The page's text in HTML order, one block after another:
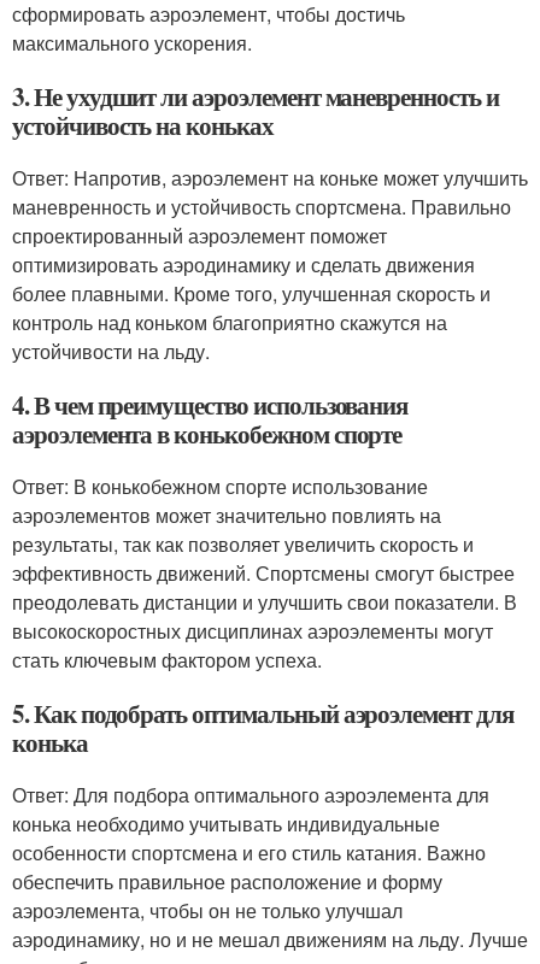
сформировать аэроэлемент, чтобы достичь
максимального ускорения.
3. Не ухудшит ли аэроэлемент маневренность и
устойчивость на коньках
Ответ: Напротив, аэроэлемент на коньке может улучшить
маневренность и устойчивость спортсмена. Правильно
спроектированный аэроэлемент поможет
оптимизировать аэродинамику и сделать движения
более плавными. Кроме того, улучшенная скорость и
контроль над коньком благоприятно скажутся на
устойчивости на льду.
4. В чем преимущество использования
аэроэлемента в конькобежном спорте
Ответ: В конькобежном спорте использование
аэроэлементов может значительно повлиять на
результаты, так как позволяет увеличить скорость и
эффективность движений. Спортсмены смогут быстрее
преодолевать дистанции и улучшить свои показатели. В
высокоскоростных дисциплинах аэроэлементы могут
стать ключевым фактором успеха.
5. Как подобрать оптимальный аэроэлемент для
конька
Ответ: Для подбора оптимального аэроэлемента для
конька необходимо учитывать индивидуальные
особенности спортсмена и его стиль катания. Важно
обеспечить правильное расположение и форму
аэроэлемента, чтобы он не только улучшал
аэродинамику, но и не мешал движениям на льду. Лучше